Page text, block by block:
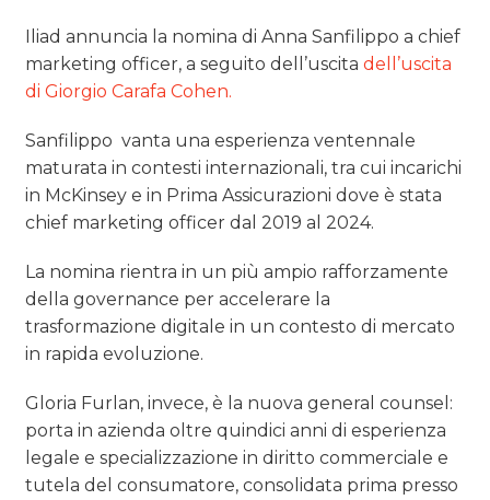
Iliad annuncia la nomina di Anna Sanfilippo a chief
marketing officer, a seguito dell’uscitadell’uscita
di Giorgio Carafa Cohen.
Sanfilippo vanta una esperienza ventennale
maturata in contesti internazionali, tra cui incarichi
in McKinsey e in Prima Assicurazioni dove è stata
chief marketing officer dal 2019 al 2024.
La nomina rientra in un più ampio rafforzamente
della governance per accelerare la
trasformazione digitale in un contesto di mercato
in rapida evoluzione.
Gloria Furlan, invece, è la nuova general counsel:
porta in azienda oltre quindici anni di esperienza
legale e specializzazione in diritto commerciale e
tutela del consumatore, consolidata prima presso